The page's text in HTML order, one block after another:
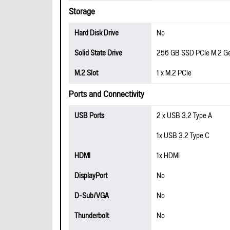
Storage
Hard Disk Drive
No
Solid State Drive
256 GB SSD PCIe M.2
M.2 Slot
1 x M.2 PCIe
Ports and Connectivity
USB Ports
2 x USB 3.2 Type A
1x USB 3.2 Type C
HDMI
1x HDMI
DisplayPort
No
D-Sub/VGA
No
Thunderbolt
No